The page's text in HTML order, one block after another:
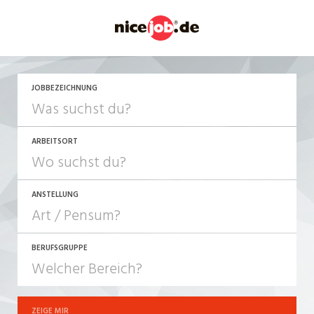
JOBBEZEICHNUNG
ARBEITSORT
ANSTELLUNG
JOB-TYP
Festanstellung
BERUFSGRUPPE
ZEIGE MIR